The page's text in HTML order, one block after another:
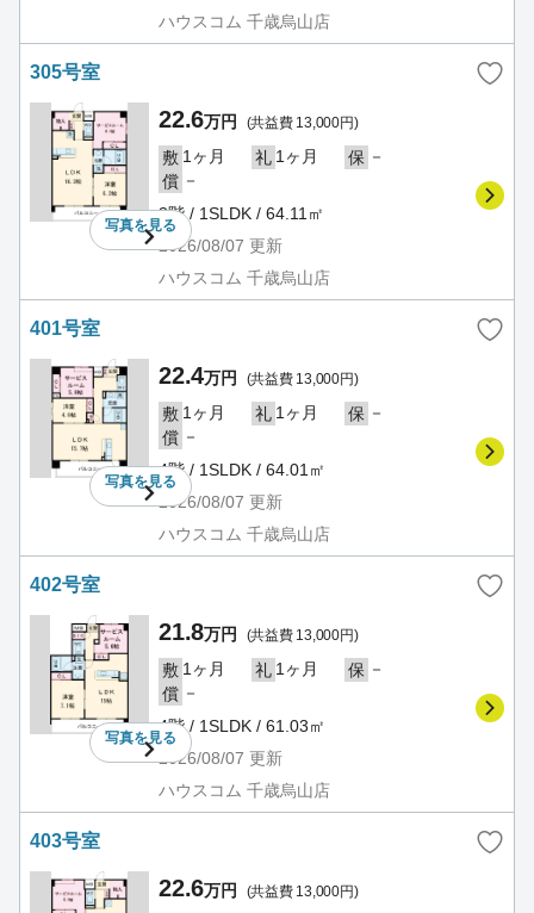
ハウスコム 千歳烏山店
305号室
写真を見る
22.6万円 (共益費 13,000円)
敷 1ヶ月 礼 1ヶ月 保 －
償 －
3階 / 1SLDK / 64.11㎡
2026/08/07 更新
ハウスコム 千歳烏山店
401号室
写真を見る
22.4万円 (共益費 13,000円)
敷 1ヶ月 礼 1ヶ月 保 －
償 －
4階 / 1SLDK / 64.01㎡
2026/08/07 更新
ハウスコム 千歳烏山店
402号室
写真を見る
21.8万円 (共益費 13,000円)
敷 1ヶ月 礼 1ヶ月 保 －
償 －
4階 / 1SLDK / 61.03㎡
2026/08/07 更新
ハウスコム 千歳烏山店
403号室
22.6万円 (共益費 13,000円)